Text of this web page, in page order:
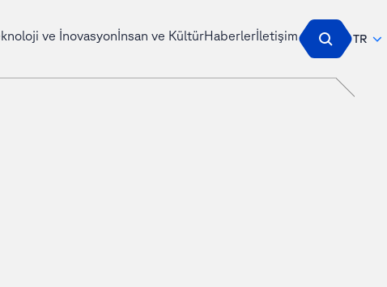
ve İnovasyonİnsan ve KültürHaberlerİletişim TR